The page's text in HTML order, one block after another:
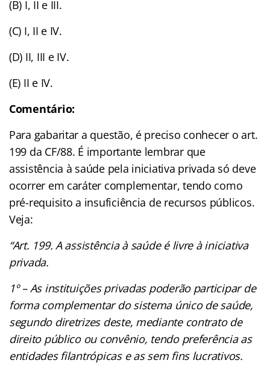
(B) I, II e III.
(C) I, II e IV.
(D) II, III e IV.
(E) II e IV.
Comentário:
Para gabaritar a questão, é preciso conhecer o art.
199 da CF/88. É importante lembrar que
assistência à saúde pela iniciativa privada só deve
ocorrer em caráter complementar, tendo como
pré-requisito a insuficiência de recursos públicos.
Veja:
“Art. 199. A assistência à saúde é livre à iniciativa
privada.
1º – As instituições privadas poderão participar de
forma complementar do sistema único de saúde,
segundo diretrizes deste, mediante contrato de
direito público ou convênio, tendo preferência as
entidades filantrópicas e as sem fins lucrativos.